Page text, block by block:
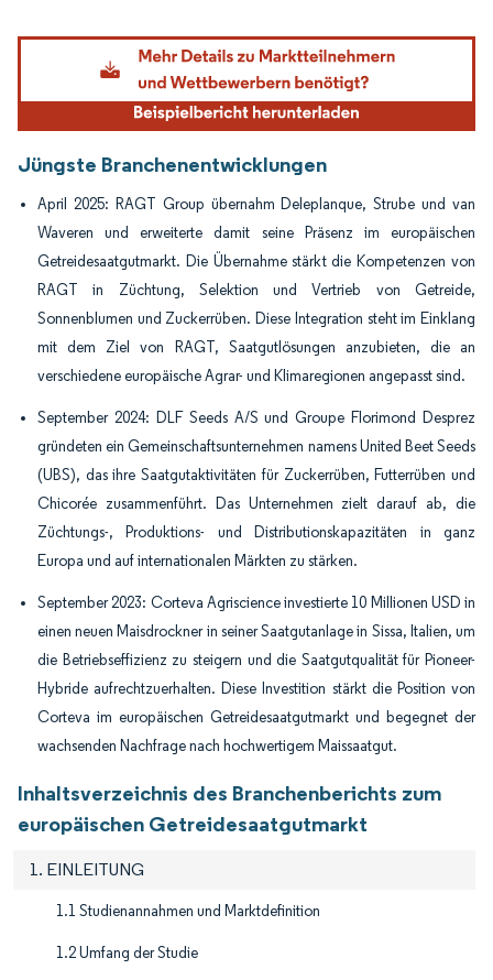
Bild © Mordor Intelligence. Wiederverwendung erfordert Namensnennung gemäß
Jüngste Branchenentwicklungen
April 2025: RAGT Group übernahm Deleplanque, Strube und van
Waveren und erweiterte damit seine Präsenz im europäischen
Getreidesaatgutmarkt. Die Übernahme stärkt die Kompetenzen von
RAGT in Züchtung, Selektion und Vertrieb von Getreide,
Sonnenblumen und Zuckerrüben. Diese Integration steht im Einklang
mit dem Ziel von RAGT, Saatgutlösungen anzubieten, die an
verschiedene europäische Agrar- und Klimaregionen angepasst sind.
September 2024: DLF Seeds A/S und Groupe Florimond Desprez
gründeten ein Gemeinschaftsunternehmen namens United Beet Seeds
(UBS), das ihre Saatgutaktivitäten für Zuckerrüben, Futterrüben und
Chicorée zusammenführt. Das Unternehmen zielt darauf ab, die
Züchtungs-, Produktions- und Distributionskapazitäten in ganz
Europa und auf internationalen Märkten zu stärken.
September 2023: Corteva Agriscience investierte 10 Millionen USD in
einen neuen Maisdrockner in seiner Saatgutanlage in Sissa, Italien, um
die Betriebseffizienz zu steigern und die Saatgutqualität für Pioneer-
Hybride aufrechtzuerhalten. Diese Investition stärkt die Position von
Corteva im europäischen Getreidesaatgutmarkt und begegnet der
wachsenden Nachfrage nach hochwertigem Maissaatgut.
Inhaltsverzeichnis des Branchenberichts zum
europäischen Getreidesaatgutmarkt
1. EINLEITUNG
1.1 Studienannahmen und Marktdefinition
1.2 Umfang der Studie